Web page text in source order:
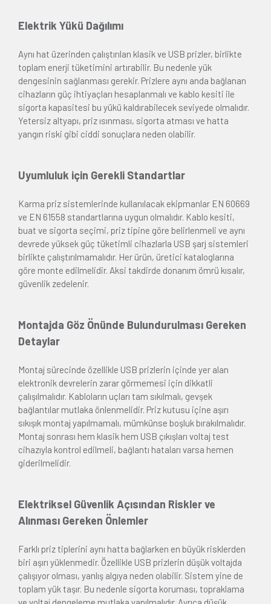
Elektrik Yükü Dağılımı
Aynı hat üzerinden çalıştırılan klasik ve USB prizler, birlikte
toplam enerji tüketimini artırabilir. Bu nedenle yük
dengesinin sağlanması gerekir. Prizlere aynı anda bağlanan
cihazların güç ihtiyaçları hesaplanmalı ve kablo kesiti ile
sigorta kapasitesi bu yükü kaldırabilecek seviyede olmalıdır.
Yetersiz altyapı, priz ısınması, sigorta atması ve hatta
yangın riski gibi ciddi sonuçlara neden olabilir.
Uyumluluk için Gerekli Standartlar
Karma priz sistemlerinde kullanılacak ekipmanlar EN 60669
ve EN 61558 standartlarına uygun olmalıdır. Kablo kesiti,
buat ve sigorta seçimi, priz tipine göre belirlenmeli ve aynı
devrede yüksek güç tüketimli cihazlarla USB şarj sistemleri
birlikte çalıştırılmamalıdır. Her ürün, üretici kataloglarına
göre monte edilmelidir. Aksi takdirde donanım ömrü kısalır,
güvenlik zedelenir.
Montajda Göz Önünde Bulundurulması Gereken
Detaylar
Montaj sürecinde özellikle USB prizlerin içinde yer alan
elektronik devrelerin zarar görmemesi için dikkatli
çalışılmalıdır. Kabloların uçları tam sıkılmalı, gevşek
bağlantılar mutlaka önlenmelidir. Priz kutusu içine aşırı
sıkışık montaj yapılmamalı, mümkünse boşluk bırakılmalıdır.
Montaj sonrası hem klasik hem USB çıkışları voltaj test
cihazıyla kontrol edilmeli, bağlantı hataları varsa hemen
giderilmelidir.
Elektriksel Güvenlik Açısından Riskler ve
Alınması Gereken Önlemler
Farklı priz tiplerini aynı hatta bağlarken en büyük risklerden
biri aşırı yüklenmedir. Özellikle USB prizlerin düşük voltajda
çalışıyor olması, yanlış algıya neden olabilir. Sistem yine de
toplam yük taşır. Bu nedenle sigorta koruması, topraklama